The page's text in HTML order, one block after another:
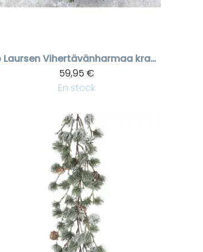
Laursen
Vihertävänharmaa kranssi valkoisilla marjoilla
59,95 €
En stock